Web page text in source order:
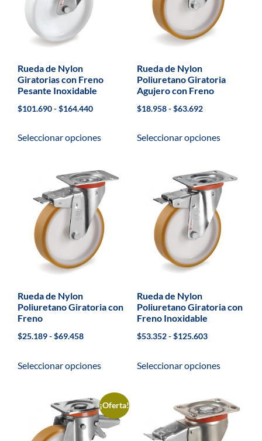
Rueda de Nylon
Giratorias con Freno
Pesante Inoxidable
$101.690-$164.440
Seleccionar opciones
Rueda de Nylon
Poliuretano Giratoria
Agujero con Freno
$18.958-$63.692
Seleccionar opciones
Rueda de Nylon
Poliuretano Giratoria con
Freno
$25.189-$69.458
Seleccionar opciones
Rueda de Nylon
Poliuretano Giratoria con
Freno Inoxidable
$53.352-$125.603
Seleccionar opciones
¡Oferta!